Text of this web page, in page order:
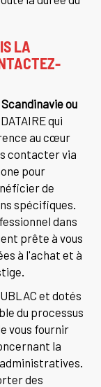
LA
ou
qui
au cœur
contacter via
pour
de
spécifiques.
dans
prête à vous
à l'achat et à
et dotés
du processus
vous fournir
la
des